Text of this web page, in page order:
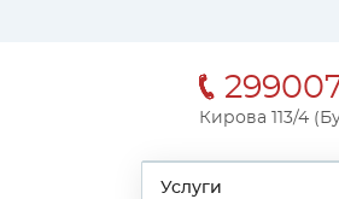
Кирова 113/4
Услуги